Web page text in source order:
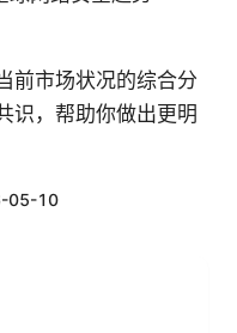
前市场状况的综合分
识，帮助你做出更明
05-10